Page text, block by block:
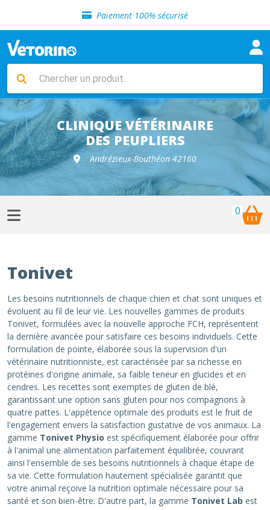
Paiement 100% sécurisé
Livraison gratuite en clinique vétérinaire
Sélection de croquettes vétérinaire
Livraison gratuite en clinique vétérinaire
Retour gratuit en clinique
Sélection de croquettes vétérinaire
CLINIQUE VÉTÉRINAIRE
DES PEUPLIERS
Andrézieux-Bouthéon 42160
0
Tonivet
Les besoins nutritionnels de chaque chien et chat sont uniques et
évoluent au fil de leur vie. Les nouvelles gammes de produits
Tonivet, formulées avec la nouvelle approche FCH, représentent
la dernière avancée pour satisfaire ces besoins individuels. Cette
formulation de pointe, élaborée sous la supervision d'un
vétérinaire nutritionniste, est caractérisée par sa richesse en
protéines d'origine animale, sa faible teneur en glucides et en
cendres. Les recettes sont exemptes de gluten de blé,
garantissant une option sans gluten pour nos compagnons à
quatre pattes. L'appétence optimale des produits est le fruit de
l'engagement envers la satisfaction gustative de vos animaux. La
gamme Tonivet Physio est spécifiquement élaborée pour offrir
à l'animal une alimentation parfaitement équilibrée, couvrant
ainsi l'ensemble de ses besoins nutritionnels à chaque étape de
sa vie. Cette formulation hautement spécialisée garantit que
votre animal reçoive la nutrition optimale nécessaire pour sa
santé et son bien-être. D'autre part, la gamme Tonivet Lab est